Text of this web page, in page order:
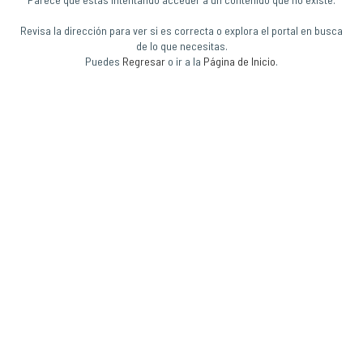
Revisa la dirección para ver si es correcta o explora el portal en busca
de lo que necesitas.
Puedes Regresar o ir a la Página de Inicio.